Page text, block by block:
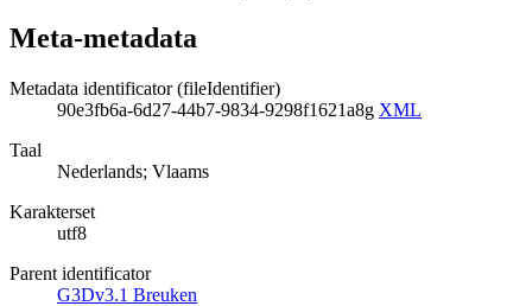
Meta-metadata
Metadata identificator (fileIdentifier)
90e3fb6a-6d27-44b7-9834-9298f1621a8g XML
Taal
Nederlands; Vlaams
Karakterset
utf8
Parent identificator
G3Dv3.1 Breuken